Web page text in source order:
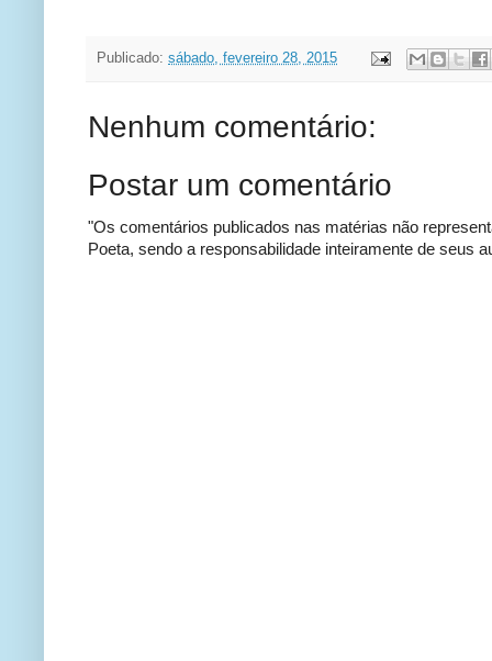
Publicado: sábado, fevereiro 28, 2015
Nenhum comentário:
Postar um comentário
"Os comentários publicados nas matérias não
Poeta, sendo a responsabilidade inteiramente de seus